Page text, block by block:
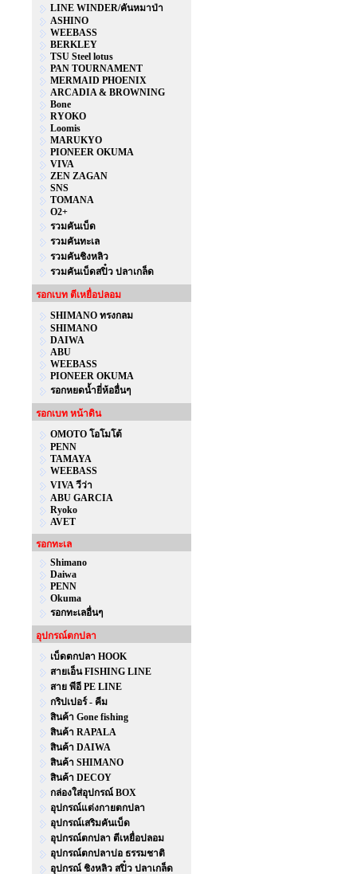
LINE WINDER/คันหมาป่า
ASHINO
WEEBASS
BERKLEY
TSU Steel lotus
PAN TOURNAMENT
MERMAID PHOENIX
ARCADIA & BROWNING
Bone
RYOKO
Loomis
MARUKYO
PIONEER OKUMA
VIVA
ZEN ZAGAN
SNS
TOMANA
O2+
รวมคันเบ็ด
รวมคันทะเล
รวมคันชิงหลิว
รวมคันเบ็ดสปิ๋ว ปลาเกล็ด
รอกเบท ตีเหยื่อปลอม
SHIMANO ทรงกลม
SHIMANO
DAIWA
ABU
WEEBASS
PIONEER OKUMA
รอกหยดน้ำยี่ห้ออื่นๆ
รอกเบท หน้าดิน
OMOTO โอโมโต้
PENN
TAMAYA
WEEBASS
VIVA วีว่า
ABU GARCIA
Ryoko
AVET
รอกทะเล
Shimano
Daiwa
PENN
Okuma
รอกทะเลอื่นๆ
อุปกรณ์ตกปลา
เบ็ดตกปลา HOOK
สายเอ็น FISHING LINE
สาย พีอี PE LINE
กริปเปอร์ - คีม
สินค้า Gone fishing
สินค้า RAPALA
สินค้า DAIWA
สินค้า SHIMANO
สินค้า DECOY
กล่องใส่อุปกรณ์ BOX
อุปกรณ์แต่งกายตกปลา
อุปกรณ์เสริมคันเบ็ด
อุปกรณ์ตกปลา ตีเหยื่อปลอม
อุปกรณ์ตกปลาบ่อ ธรรมชาติ
อุปกรณ์ ชิงหลิว สปิ๋ว ปลาเกล็ด